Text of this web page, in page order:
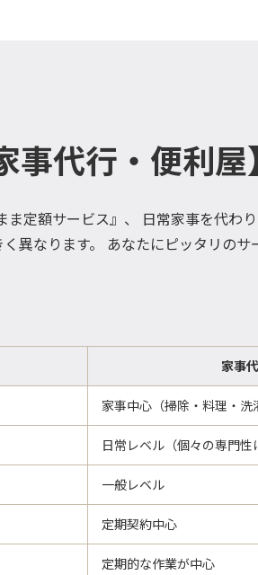
事代行・便利
定額サービス』、 日常家事を代わ
異なります。 あなたにピッタリのサ
家事
家事中心（掃除・料理・洗
日常レベル（個々の専門性
一般レベル
定期契約中心
定期的な作業が中心